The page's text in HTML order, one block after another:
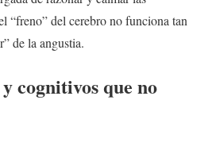
“freno” del cerebro no funciona tan
de la angustia.
cognitivos que no